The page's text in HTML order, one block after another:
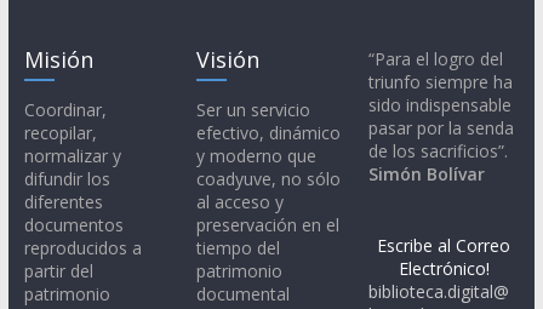
Misión
Coordinar,
recopilar,
normalizar y
difundir los
diferentes
documentos
reproducidos a
partir del
patrimonio
Visión
Ser un servicio
efectivo, dinámico
y moderno que
coadyuve, no sólo
al acceso y
preservación en el
tiempo del
patrimonio
documental
“Para el logro del
triunfo siempre ha
sido indispensable
pasar por la senda
de los sacrificios”.
Simón Bolívar
Escribe al Correo
Electrónico!
biblioteca.digital@